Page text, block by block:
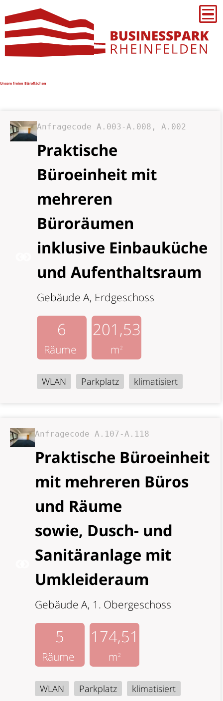
Unsere freien Büroflächen
Anfragecode A.003-A.008, A.002
Praktische
Büroeinheit mit
mehreren
Büroräumen
inklusive Einbauküche
und Aufenthaltsraum
Gebäude A, Erdgeschoss
6
Räume
201,53
m2
WLAN Parkplatz klimatisiert
Anfragecode A.107-A.118
Praktische Büroeinheit
mit mehreren Büros
und Räume
sowie, Dusch- und
Sanitäranlage mit
Umkleideraum
Gebäude A, 1. Obergeschoss
5
Räume
174,51
m2
WLAN Parkplatz klimatisiert